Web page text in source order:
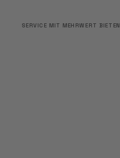
SERVICE MIT MEHRWERT BIETEN